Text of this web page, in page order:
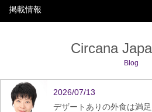
掲載情報
Circana
Blog
2026/07/13
デザートありの外食は満